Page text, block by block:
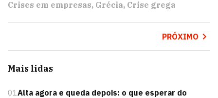
Crises em empresas Grécia Crise grega
PRÓXIMO
Mais lidas
01Alta agora e queda depois: o que esperar do